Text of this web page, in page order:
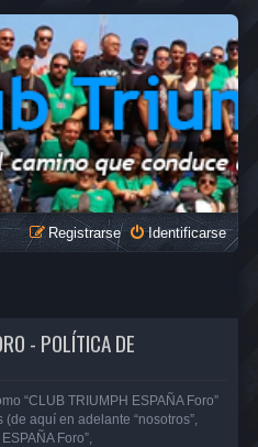
Identificarse
Registrarse
- POLÍTICA DE
“CLUB TRIUMPH ESPAÑA Foro”
aquí en adelante “nosotros”,
Foro”,